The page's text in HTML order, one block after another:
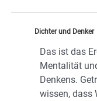
Dichter und Denker
Das ist das
Mentalität
Denkens.
wissen, dass